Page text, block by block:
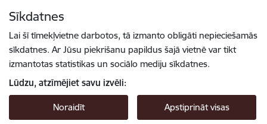
Sīkdatnes
Lai šī tīmekļvietne darbotos, tā izmanto obligāti nepieciešamās
sīkdatnes. Ar Jūsu piekrišanu papildus šajā vietnē var tikt
izmantotas statistikas un sociālo mediju sīkdatnes.
Lūdzu, atzīmējiet savu izvēli:
Noraidīt Apstiprināt visas